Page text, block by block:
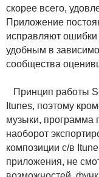
скорее всего,
Приложение
исправляют
удобным в
сообщества
Принцип работы
Itunes, поэтому
музыки, программа
наоборот
композиции с/в
приложения, не